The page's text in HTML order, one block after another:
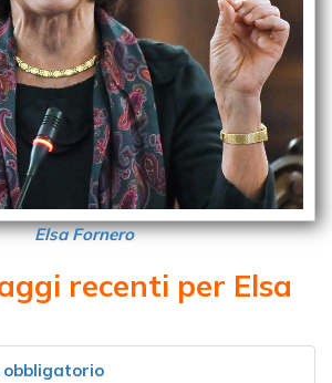
Elsa Fornero
recenti per Elsa
obbligatorio